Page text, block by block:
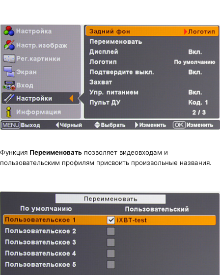
Функция Переименовать позволяет видеовходам и
пользовательским профилям присвоить произвольные названия.